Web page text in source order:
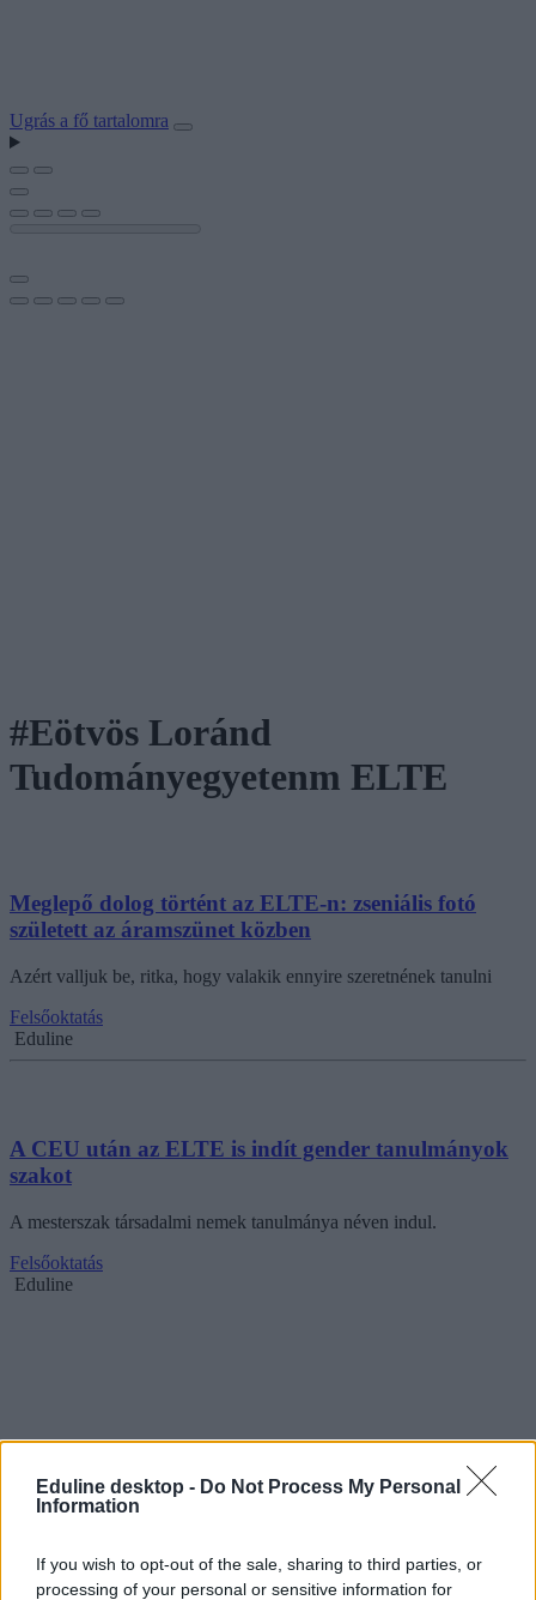
Eduline desktop - Do Not Process My Personal
Information
If you wish to opt-out of the sale, sharing to third parties, or
processing of your personal or sensitive information for
Ugrás a fő tartalomra
#Eötvös Loránd
Tudományegyetenm ELTE
Meglepő dolog történt az ELTE-n: zseniális fotó
született az áramszünet közben
Azért valljuk be, ritka, hogy valakik ennyire szeretnének tanulni
Felsőoktatás
Eduline
A CEU után az ELTE is indít gender tanulmányok
szakot
A mesterszak társadalmi nemek tanulmánya néven indul.
Felsőoktatás
Eduline